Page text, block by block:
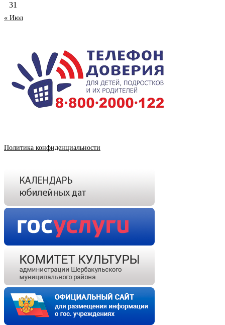
31
« Июл
Политика конфиденциальности